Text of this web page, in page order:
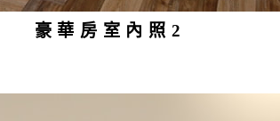
豪華房室內照2